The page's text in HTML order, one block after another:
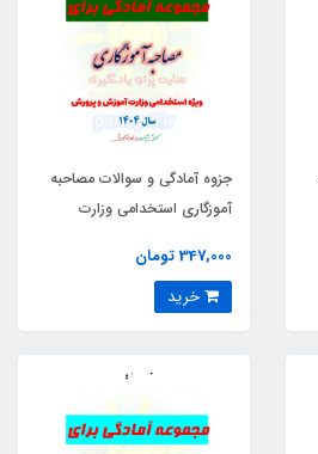
جزوه آمادگی و سوالات مصاحبه
آموزگاری استخدامی وزارت
347,000 تومان